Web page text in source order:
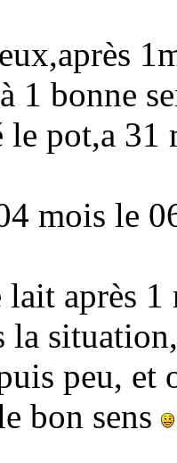
1 bonne
le pot,a
mois le
lait après
la
peu,
bon sens